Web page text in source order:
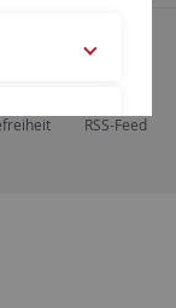
RSS-Feed